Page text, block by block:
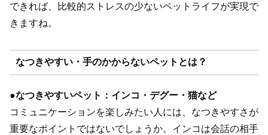
できれば、比較的ストレスの少ないペットライフが実現で
きますね。
なつきやすい・手のかからないペットとは？
●なつきやすいペット：インコ・デグー・猫など
コミュニケーションを楽しみたい人には、なつきやすさが
重要なポイントではないでしょうか。インコは会話の相手